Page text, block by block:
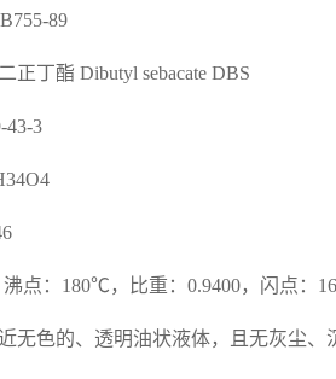
89
正丁酯 Dibutyl sebacate DBS
43-3
点：180℃，比重：0.9400，闪点：
无色的、透明油状液体，且无灰尘、